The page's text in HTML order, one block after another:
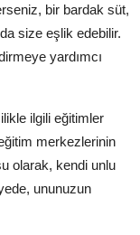
bir bardak süt,
size eşlik edebilir.
yardımcı
ilgili eğitimler
merkezlerinin
olarak, kendi unlu
ununuzun